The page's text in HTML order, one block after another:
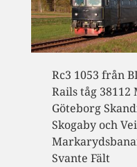
Rc3 1053 från
Rails tåg 38112
Göteborg
Skogaby och
Svante Fält